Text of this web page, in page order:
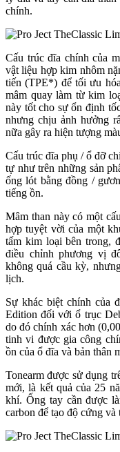
chính.
Cấu trúc đĩa chính của
vật liệu hợp kim nhôm
tiến (TPE*) để tối ưu
mâm quay làm từ kim
này tốt cho sự ổn định
nhưng chịu ảnh hưởng
nữa gây ra hiện tượng
Cấu trúc đĩa phụ / ổ đỡ
tự như trên những sản
ống lót bằng đồng /
tiếng ồn.
Mâm than này có một
hợp tuyệt vời của một
tấm kim loại bên trong,
điều chỉnh phương vị
không quá cầu kỳ,
lịch.
Sự khác biệt chính của
Edition đối với ổ trục
do đó chính xác hơn
tinh vi được gia công
ồn của ổ đĩa và bản thân
Tonearm được sử dụng
mới, là kết quả của 25
khí. Ống tay cần được
carbon để tạo độ cứng